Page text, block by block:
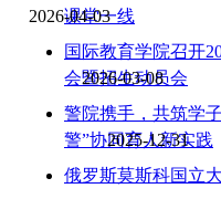
课堂一线
2026-04-03
国际教育学院召开
会暨招生动员会
2026-03-08
警院携手，共筑学
警”协同育人新实践
2025-12-31
俄罗斯莫斯科国立